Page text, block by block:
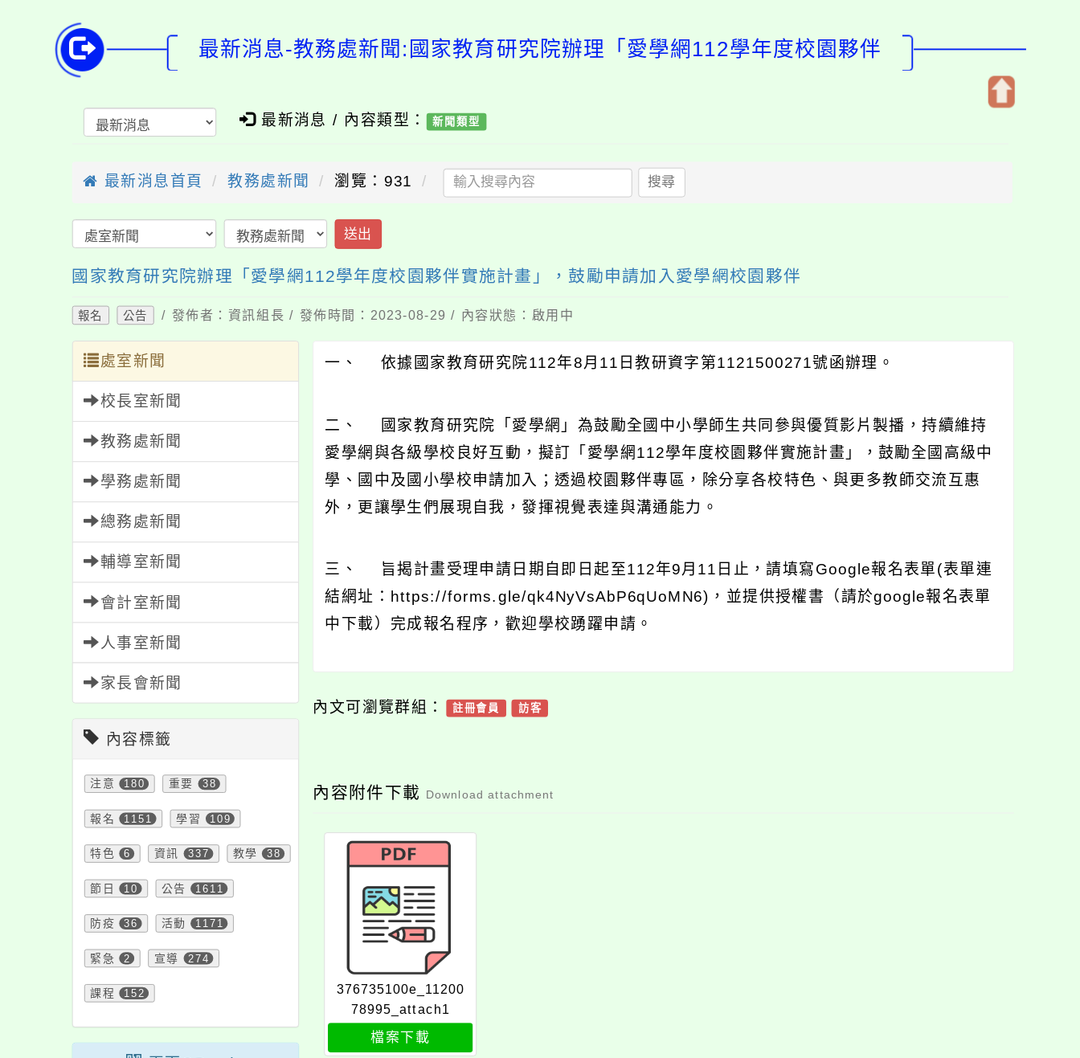
最新消息-教務處新聞:國家教育研究院辦理「愛學網112學年度校園夥伴
最新消息 / 內容類型： 新聞類型
最新消息首頁 教務處新聞 瀏覽：931 搜尋
送出
國家教育研究院辦理「愛學網112學年度校園夥伴實施計畫」，鼓勵申請加入愛學網校園夥伴
報名 公告 / 發佈者：資訊組長 / 發佈時間：2023-08-29 / 內容狀態：啟用中
處室新聞
校長室新聞
教務處新聞
學務處新聞
總務處新聞
輔導室新聞
會計室新聞
人事室新聞
家長會新聞
內容標籤
注意 180 重要 38
報名 1151 學習 109
特色 6 資訊 337 教學 38
節日 10 公告 1611
防疫 36 活動 1171
緊急 2 宣導 274
課程 152
一、 依據國家教育研究院112年8月11日教研資字第1121500271號函辦理。
二、 國家教育研究院「愛學網」為鼓勵全國中小學師生共同參與優質影片製播，持續維持
愛學網與各級學校良好互動，擬訂「愛學網112學年度校園夥伴實施計畫」，鼓勵全國高級中
學、國中及國小學校申請加入；透過校園夥伴專區，除分享各校特色、與更多教師交流互惠
外，更讓學生們展現自我，發揮視覺表達與溝通能力。
三、 旨揭計畫受理申請日期自即日起至112年9月11日止，請填寫Google報名表單(表單連
結網址：https://forms.gle/qk4NyVsAbP6qUoMN6)，並提供授權書（請於google報名表單
中下載）完成報名程序，歡迎學校踴躍申請。
內文可瀏覽群組： 註冊會員 訪客
內容附件下載 Download attachment
376735100e_11200
78995_attach1
檔案下載